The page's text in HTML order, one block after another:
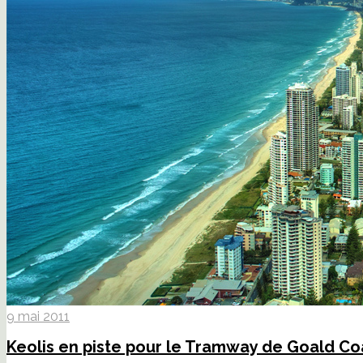
9 mai 2011
Keolis en piste pour le Tramway de Goald